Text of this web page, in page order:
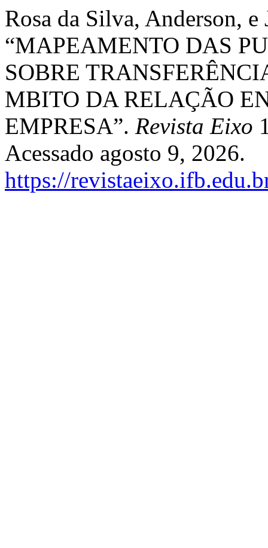
Rosa da Silva, Anderson, e
“MAPEAMENTO DAS
SOBRE
MBITO DA RELAÇÃO
EMPRESA”. Revista Eixo
Acessado agosto 9, 2026.
https://